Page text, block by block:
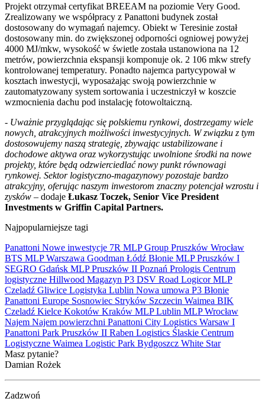
Projekt otrzymał certyfikat BREEAM na poziomie Very Good.
Zrealizowany we współpracy z Panattoni budynek został
dostosowany do wymagań najemcy. Obiekt w Teresinie został
dostosowany min. do zwiększonej odporności ogniowej powyżej
4000 MJ/mkw, wysokość w świetle została ustanowiona na 12
metrów, powierzchnia ekspansji komponuje ok. 2 106 mkw strefy
kontrolowanej temperatury. Ponadto najemca partycypował w
kosztach inwestycji, wyposażając swoją powierzchnie w
zautomatyzowany system sortowania i uczestniczył w koszcie
wzmocnienia dachu pod instalację fotowoltaiczną.
- Uważnie przyglądając się polskiemu rynkowi, dostrzegamy wiele
nowych, atrakcyjnych możliwości inwestycyjnych. W związku z tym
dostosowujemy naszą strategię, zbywając ustabilizowane i
dochodowe aktywa oraz wykorzystując uwolnione środki na nowe
projekty, które będą odzwierciedlać nowy punkt równowagi
rynkowej. Sektor logistyczno-magazynowy pozostaje bardzo
atrakcyjny, oferując naszym inwestorom znaczny potencjał wzrostu i
zysków – dodaje Łukasz Toczek, Senior Vice President
Investments w Griffin Capital Partners.
Najpopularniejsze tagi
Panattoni Nowe inwestycje 7R MLP Group Pruszków Wrocław
BTS MLPWarszawa Goodman Łódź Błonie MLP Pruszków I
SEGRO Gdańsk MLP Pruszków II Poznań Prologis Centrum
logistyczne Hillwood Magazyn P3 DSV Road LogicorMLP
Czeladź Gliwice Logistyka Lublin Nowa umowa P3 Błonie
Panattoni Europe Sosnowiec Stryków Szczecin Waimea BIK
Czeladź Kielce Kokotów Kraków MLP Lublin MLP Wrocław
Najem Najem powierzchni Panattoni City Logistics Warsaw I
Panattoni Park Pruszków II Raben Logistics Ślaskie Centrum
Logistyczne Waimea Logistic Park Bydgoszcz White Star
Masz pytanie?
Damian Rożek
Zadzwoń